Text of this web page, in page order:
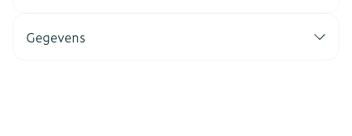
Gegevens